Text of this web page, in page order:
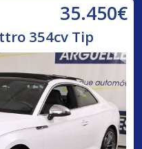
35.450€
354cv Tip